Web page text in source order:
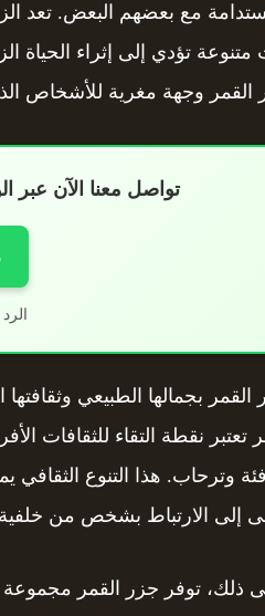
مع بعضهم البعض. تعد
تؤدي إلى إثراء الحياة
القمر وجهة مغرية للأشخاص
تواصل معنا الآن
القمر بجمالها الطبيعي
تعتبر نقطة التقاء للثقافات
وترحاب. هذا التنوع
إلى الارتباط بشخص من
ذلك، توفر جزر القمر مجموعة